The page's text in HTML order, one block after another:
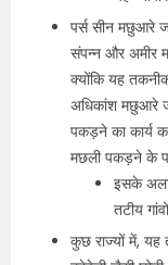
पर्स सीन मछुआरे
संपन्न और अमीर
क्योंकि यह
अधिकांश मछुआरे
पकड़ने का कार्य
मछली पकड़ने के
इसके
तटीय
कुछ राज्यों में, यह